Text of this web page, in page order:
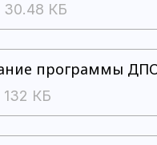
30.48 КБ
программы
132 КБ